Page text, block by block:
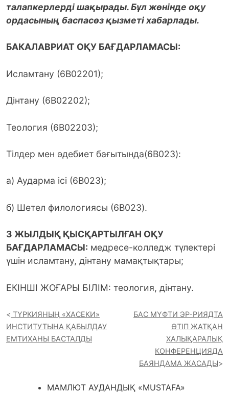
талапкерлерді шақырады. Бұл жөнінде оқу
ордасының баспасөз қызметі хабарлады.
БАКАЛАВРИАТ ОҚУ БАҒДАРЛАМАСЫ:
Исламтану (6В02201);
Дінтану (6В02202);
Теология (6В02203);
Тілдер мен әдебиет бағытында(6B023):
а) Аударма ісі (6B023);
б) Шетел филологиясы (6B023).
3 ЖЫЛДЫҚ ҚЫСҚАРТЫЛҒАН ОҚУ
БАҒДАРЛАМАСЫ: медресе-колледж түлектері
үшін исламтану, дінтану мамақтықтары;
ЕКІНШІ ЖОҒАРЫ БІЛІМ: теология, дінтану.
ТҮРКИЯНЫҢ «ХАСЕКИ»
ИНСТИТУТЫНА ҚАБЫЛДАУ
ЕМТИХАНЫ БАСТАЛДЫ
БАС МҮФТИ ЭР-РИЯДТА
ӨТІП ЖАТҚАН
ХАЛЫҚАРАЛЫҚ
КОНФЕРЕНЦИЯДА
БАЯНДАМА ЖАСАДЫ
МАМЛЮТ АУДАНДЫҚ «MUSTAFA»